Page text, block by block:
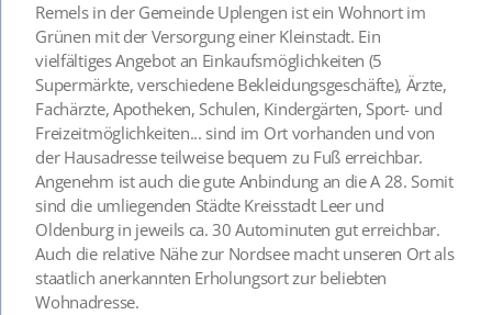
Remels in der Gemeinde Uplengen ist ein Wohnort im
Grünen mit der Versorgung einer Kleinstadt. Ein
vielfältiges Angebot an Einkaufsmöglichkeiten (5
Supermärkte, verschiedene Bekleidungsgeschäfte), Ärzte,
Fachärzte, Apotheken, Schulen, Kindergärten, Sport- und
Freizeitmöglichkeiten... sind im Ort vorhanden und von
der Hausadresse teilweise bequem zu Fuß erreichbar.
Angenehm ist auch die gute Anbindung an die A 28. Somit
sind die umliegenden Städte Kreisstadt Leer und
Oldenburg in jeweils ca. 30 Autominuten gut erreichbar.
Auch die relative Nähe zur Nordsee macht unseren Ort als
staatlich anerkannten Erholungsort zur beliebten
Wohnadresse.